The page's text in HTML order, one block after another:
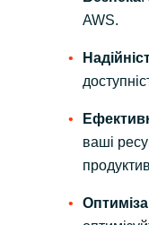
AWS.
ваші